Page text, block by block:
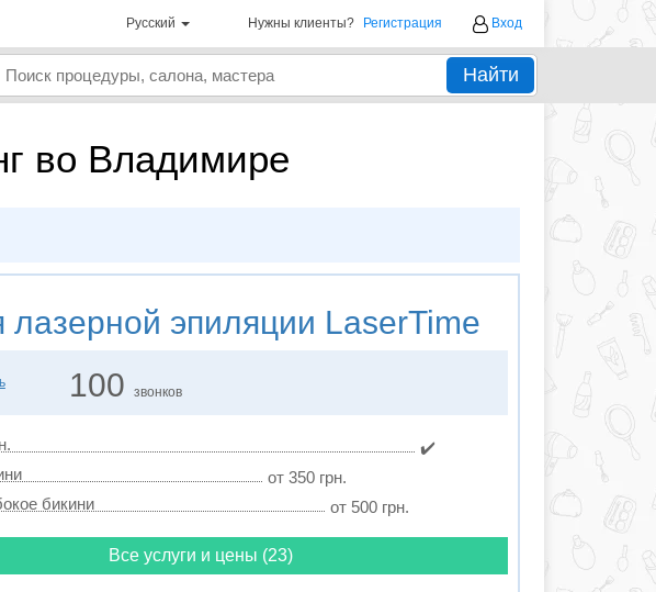
Русский Нужны клиенты? Регистрация Вход
Найти
во Владимире
лазерной эпиляции LaserTime
100звонков
✔️
от 350 грн.
бикини
от 500 грн.
Все услуги и цены (23)